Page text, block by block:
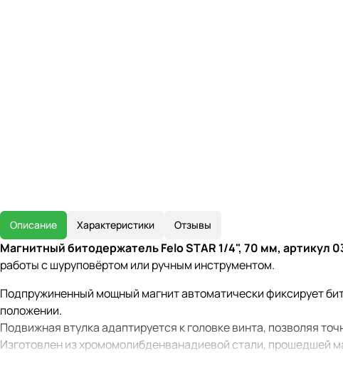
Описание Характеристики Отзывы
Магнитный битодержатель Felo STAR 1/4", 70 мм, артикул
работы с шуруповёртом или ручным инструментом.
Подпружиненный мощный магнит автоматически фиксирует
положении.
Подвижная втулка адаптируется к головке винта, позволяя
Изготовлен из хромомолибденванадиевой стали, прошедшей